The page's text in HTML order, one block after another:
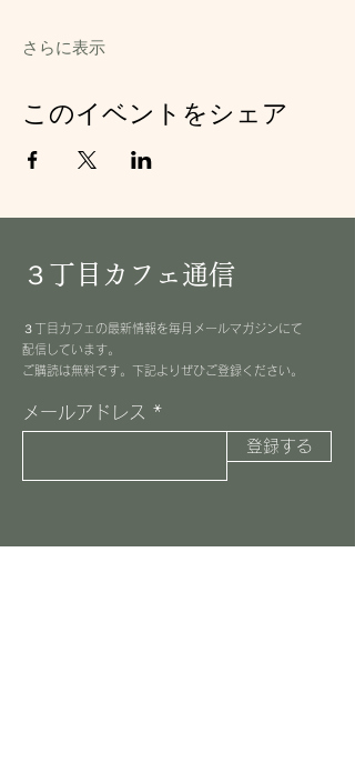
さらに表示
このイベントをシェア
３丁目カフェ通信
３丁目カフェの最新情報を毎月メールマガジンにて
配信しています。
​ご購読は無料です。下記よりぜひご登録ください。
メールアドレス
登録する